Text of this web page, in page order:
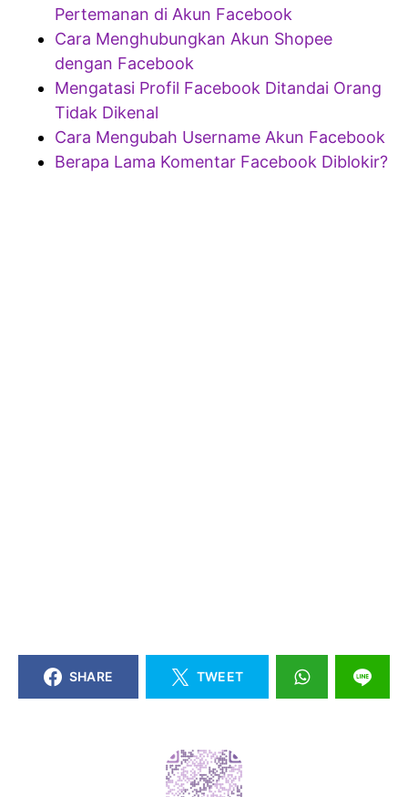
Pertemanan di Akun Facebook
Cara Menghubungkan Akun Shopee
dengan Facebook
Mengatasi Profil Facebook Ditandai Orang
Tidak Dikenal
Cara Mengubah Username Akun Facebook
Berapa Lama Komentar Facebook Diblokir?
SHARE TWEET